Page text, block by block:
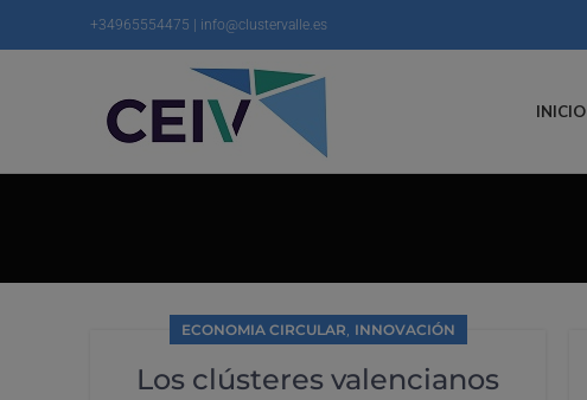
+34965554475 | info@clustervalle.es
INICIO
ECONOMIA CIRCULAR, INNOVACIÓN
Los clústeres valencianos